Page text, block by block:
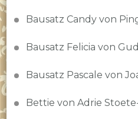
Bausatz Candy von
Bausatz Felicia von
Bausatz Pascale von
Bettie von Adrie